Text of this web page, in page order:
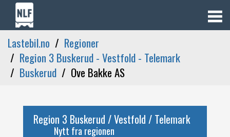
Lastebil.no
Regioner
Region 3 Buskerud - Vestfold - Telemark
Buskerud
Ove Bakke AS
Region 3 Buskerud / Vestfold / Telemark
Nytt fra regionen